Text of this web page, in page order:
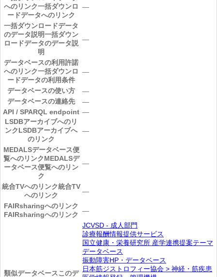
へのリンク一括ダウンロ
ードデータへのリンク
―
一括ダウンロードデータ
のデータ説明一括ダウン
ロードデータのデータ説
明
―
データベースの利用許諾
へのリンク一括ダウンロ
ードデータの利用条件
―
データベースの使い方
―
データベースの連絡先
―
API / SPARQL endpoint ―
LSDBアーカイブへのリ
ンクLSDBアーカイブへ
のリンク
―
MEDALSデータベース便
覧へのリンクMEDALSデ
ータベース便覧へのリン
ク
―
統合TVへのリンク統合TV
へのリンク
―
FAIRsharingへのリンク
FAIRsharingへのリンク
―
類似データベースこのデ
JCVSD - 成人部門
診療報酬情報提供サービス
国立健康・栄養研究所 産学連携提案テーマ
データベース
振動障害HP・データベース
日本筋ジストロフィー協会 > 神経・筋疾患